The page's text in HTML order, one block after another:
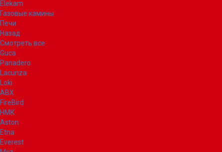
Elekam
Газовые камины
Печи
Назад
Смотреть все
Guca
Panadero
Lacunza
Loki
ABX
FireBird
НМК
Aston
Etna
Everest